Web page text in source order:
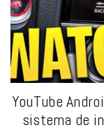
YouTube
sistema de